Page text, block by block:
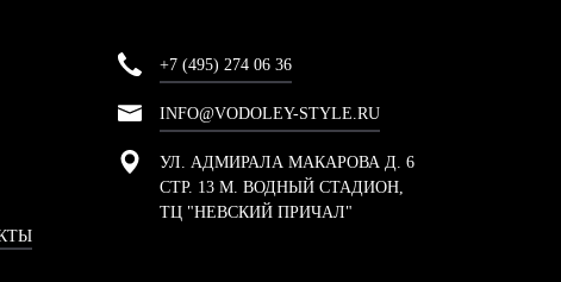
+7 (495) 274 06 36
INFO@VODOLEY-STYLE.RU
УЛ. АДМИРАЛА МАКАРОВА Д. 6
СТР. 13 М. ВОДНЫЙ СТАДИОН,
ТЦ "НЕВСКИЙ ПРИЧАЛ"